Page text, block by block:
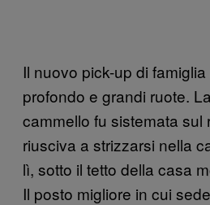
Il nuovo pick-up di
profondo e grandi ruote.
cammello fu sistemata sul
riusciva a strizzarsi nella
lì, sotto il tetto della casa
Il posto migliore in cui